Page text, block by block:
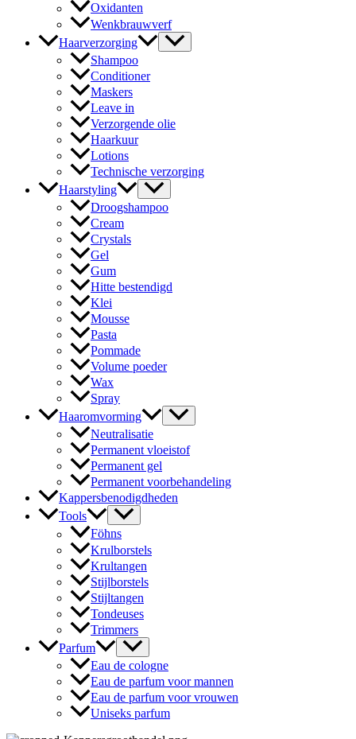
Oxidanten
Wenkbrauwverf
Haarverzorging
Shampoo
Conditioner
Maskers
Leave in
Verzorgende olie
Haarkuur
Lotions
Technische verzorging
Haarstyling
Droogshampoo
Cream
Crystals
Gel
Gum
Hitte bestendigd
Klei
Mousse
Pasta
Pommade
Volume poeder
Wax
Spray
Haaromvorming
Neutralisatie
Permanent vloeistof
Permanent gel
Permanent voorbehandeling
Kappersbenodigdheden
Tools
Föhns
Krulborstels
Krultangen
Stijlborstels
Stijltangen
Tondeuses
Trimmers
Parfum
Eau de cologne
Eau de parfum voor mannen
Eau de parfum voor vrouwen
Uniseks parfum